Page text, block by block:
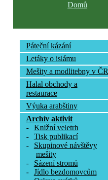
Domů
Páteční kázání
Letáky o islámu
Mešity a modlitebny v ČR
Halal obchody a
restaurace
Výuka arabštiny
Archív aktivit
-
Knižní veletrh
-
Tisk publikací
-
Skupinové návštěvy
mešity
-
Sázení stromů
-
Jídlo bezdomovcům